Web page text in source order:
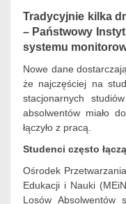
Tradycyjnie kilka
– Państwowy
systemu
Nowe dane
że najczęściej na
stacjonarnych
absolwentów miało
łączyło z pracą.
Studenci często
Ośrodek
Edukacji i Nauki
Losów Absolwentów